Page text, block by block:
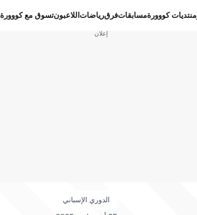
منتديات كووورةمسابقاتفرقرياضات اللاعبونتسوق مع كووورة
إعلان
الدوري الإسباني